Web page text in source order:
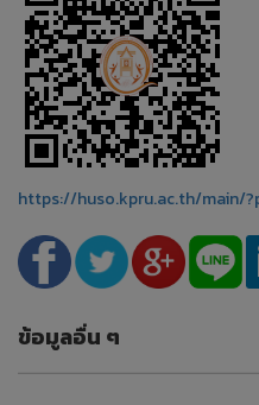
https://huso.kpru.ac.th/main/
ข้อมูลอื่น ๆ